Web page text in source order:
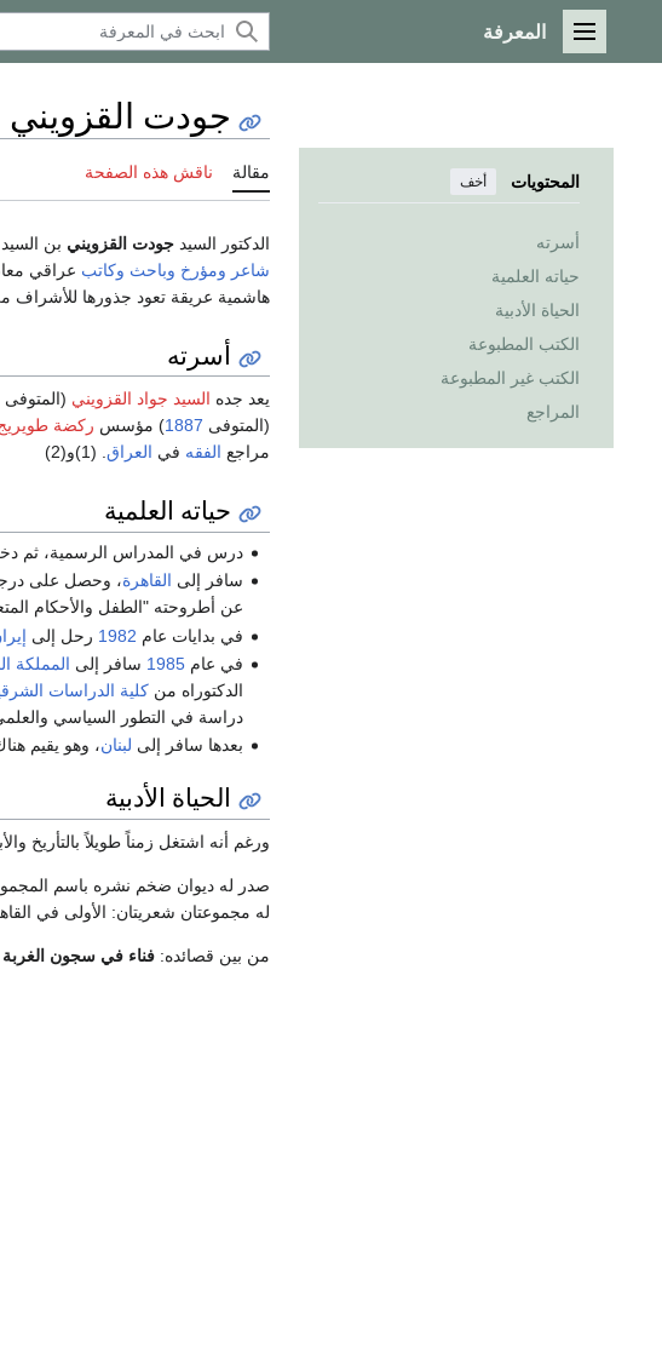
القائمة الرئيسية
المعرفة
المحتويات أخف
أسرته
حياته العلمية
الحياة الأدبية
الكتب المطبوعة
الكتب غير المطبوعة
المراجع
جودت القزويني
مقالة ناقش هذه الصفحة
الدكتور السيد جودت القزويني بن
شاعر ومؤرخ وباحث وكاتب عراقي
هاشمية عريقة تعود جذورها للأشراف
أسرته
يعد جده السيد جواد القزويني (المتوفى
(المتوفى 1887) مؤسس ركضة
مراجع الفقه في العراق. (1)و(2)
حياته العلمية
درس في المدراس الرسمية، ثم
سافر إلى القاهرة، وحصل على
عن أطروحته "الطفل والأحكام
في بدايات عام 1982 رحل إلى
في عام1985 سافر إلى المملكة
الدكتوراه منكلية الدراسات
دراسة في التطور السياسي
بعدها سافر إلى لبنان، وهو يقيم
الحياة الأدبية
ورغم أنه اشتغل زمناً طويلاً بالتأريخ
صدر له ديوان ضخم نشره باسم
له مجموعتان شعريتان: الأولى في
من بين قصائده: فناء في سجون الغربة